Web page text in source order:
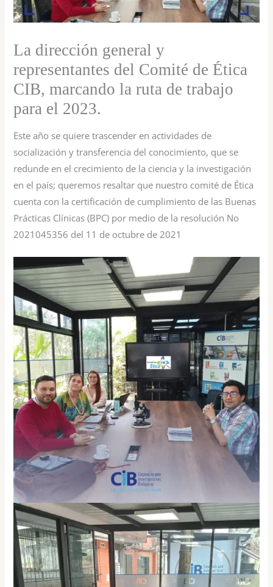
La dirección general y
representantes del Comité de Ética
CIB, marcando la ruta de trabajo
para el 2023.
Este año se quiere trascender en actividades de
socialización y transferencia del conocimiento, que se
redunde en el crecimiento de la ciencia y la investigación
en el país; queremos resaltar que nuestro comité de Ética
cuenta con la certificación de cumplimiento de las Buenas
Prácticas Clínicas (BPC) por medio de la resolución No
2021045356 del 11 de octubre de 2021